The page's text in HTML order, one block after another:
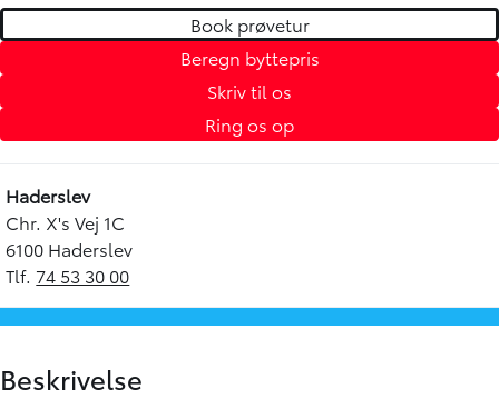
Book prøvetur
Beregn byttepris
Skriv til os
Ring os op
Haderslev
Chr. X's Vej 1C
6100 Haderslev
Tlf. 74 53 30 00
Beskrivelse